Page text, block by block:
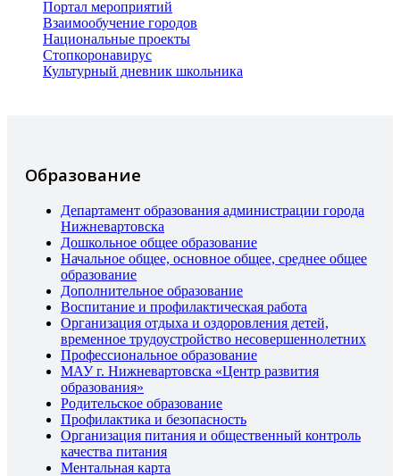
Портал мероприятий
Взаимообучение городов
Национальные проекты
Стопкоронавирус
Культурный дневник школьника
Образование
Департамент образования администрации города
Нижневартовска
Дошкольное общее образование
Начальное общее, основное общее, среднее общее
образование
Дополнительное образование
Воспитание и профилактическая работа
Организация отдыха и оздоровления детей,
временное трудоустройство несовершеннолетних
Профессиональное образование
МАУ г. Нижневартовска «Центр развития
образования»
Родительское образование
Профилактика и безопасность
Организация питания и общественный контроль
качества питания
Ментальная карта